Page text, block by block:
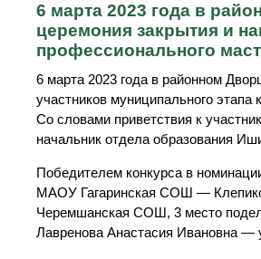
6 марта 2023 года в
церемония закрытия и
профессионального
6 марта 2023 года в районном
участников муниципального этапа
Со словами приветствия к
начальник отдела образования
Победителем конкурса в
МАОУ Гагаринская СОШ —
Черемшанская СОШ, 3 место
Лавренова Анастасия Ивановна